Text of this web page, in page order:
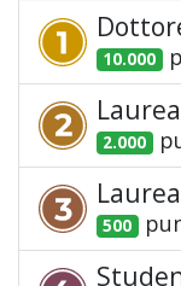
10.000
2.000
500